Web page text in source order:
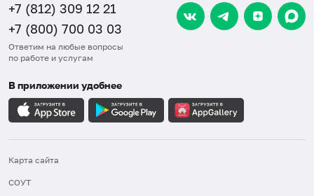
+7 (812) 309 12 21
+7 (800) 700 03 03
Ответим на любые вопросы
по работе и услугам
В приложении удобнее
Карта сайта
СОУТ